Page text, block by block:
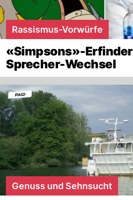
Rassismus-Vorwürfe
«Simpsons»-
Sprecher-Wechsel
Genuss und Sehnsucht